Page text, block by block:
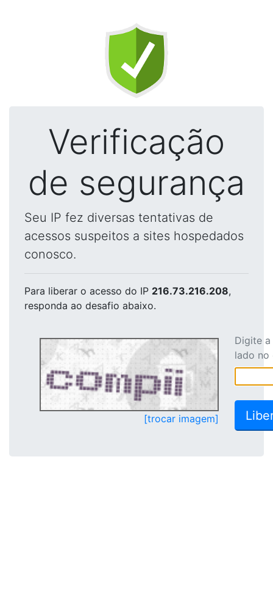
Verificação
de segurança
Seu IP fez diversas tentativas de
acessos suspeitos a sites hospedados
conosco.
Para liberar o acesso do IP 216.73.216.208,
responda ao desafio abaixo.
[trocar imagem]
Digite
lado no